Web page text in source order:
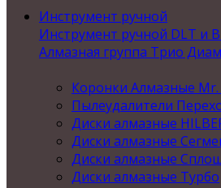
Инструмент ручной
Инструмент ручной DLT и
Алмазная группа Трио
Коронки Алмазные
Пылеудалители
Диски алмазные
Диски алмазные
Диски алмазные
Диски алмазные Турбо